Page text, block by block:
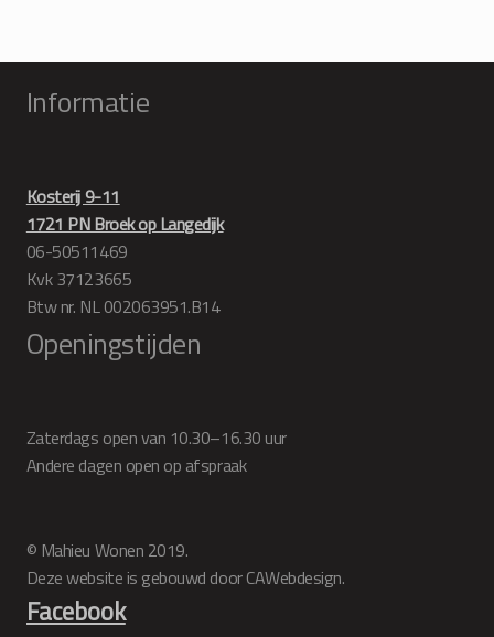
Informatie
Kosterij 9-11
1721 PN Broek op Langedijk
06-50511469
Kvk 37123665
Btw nr. NL 002063951.B14
Openingstijden
Zaterdags open van 10.30–16.30 uur
Andere dagen open op afspraak
© Mahieu Wonen 2019.
Deze website is gebouwd door CAWebdesign.
Facebook